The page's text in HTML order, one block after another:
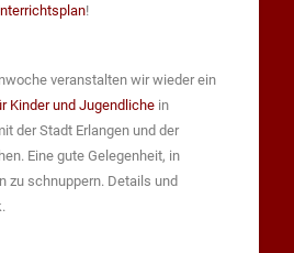
!
veranstalten wir wieder ein
Kinder und Jugendliche in
der Stadt Erlangen und der
Eine gute Gelegenheit, in
zu schnuppern. Details und